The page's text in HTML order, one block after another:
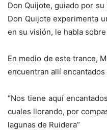
Don Quijote, guiado por
Don Quijote experimenta
en su visión, le habla
En medio de este trance,
encuentran allí
“Nos tiene aquí
cuales llorando, por
lagunas de Ruidera”